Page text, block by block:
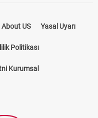
About US Yasal Uyarı
Politikası
Kurumsal